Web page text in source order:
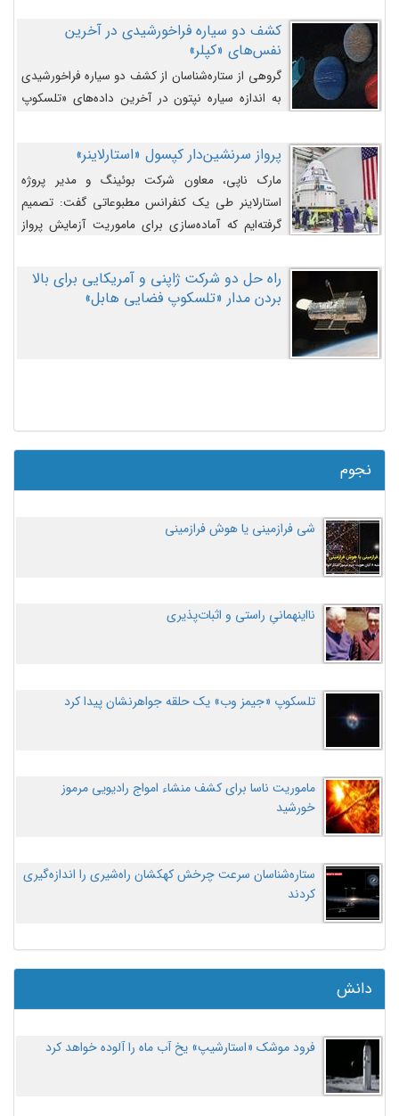
کشف دو سیاره فراخورشیدی در آخرین
نفس‌های «کپلر»
گروهی از ستاره‌شناسان از کشف دو سیاره فراخورشیدی
به اندازه سیاره نپتون در آخرین داده‌های «تلسکوپ
پرواز سرنشین‌دار کپسول «استارلاینر»
مارک ناپی، معاون شرکت بوئینگ و مدیر پروژه
استارلاینر طی یک کنفرانس مطبوعاتی گفت: تصمیم
گرفته‌ایم که آماده‌سازی برای ماموریت آزمایش پرواز
اصلاح کنیم.
راه حل دو شرکت ژاپنی و آمریکایی برای بالا
بردن مدار «تلسکوپ فضایی هابل»
نجوم
شی فرازمینی یا هوش فرازمینی
نااینهمانیِ راستی و اثبات‌پذیری
تلسکوپ «جیمز وب» یک حلقه جواهرنشان پیدا کرد
ماموریت ناسا برای کشف منشاء امواج رادیویی مرموز
خورشید
ستاره‌شناسان سرعت چرخش کهکشان راه‌شیری را اندازه‌گیری
کردند
دانش
فرود موشک «استارشیپ» یخ آب ماه را آلوده خواهد کرد